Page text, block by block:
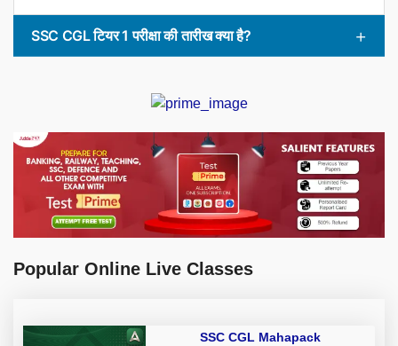
SSC CGL टियर 1 परीक्षा की तारीख क्या है?
Popular Online Live Classes
SSC CGL Mahapack